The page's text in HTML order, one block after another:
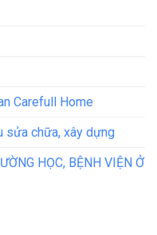
Carefull Home
sửa chữa, xây dựng
HỌC, BỆNH VIỆN Ở